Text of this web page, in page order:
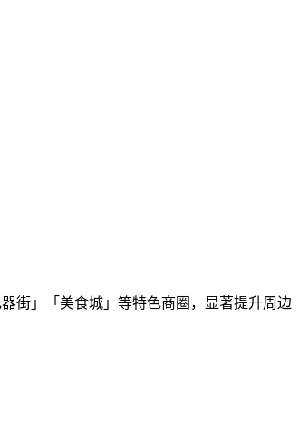
街」「美食城」等特色商圈，显著提升周边